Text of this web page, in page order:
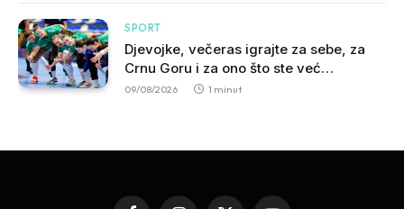
SPORT
Djevojke, večeras igrajte za sebe, za
Crnu Goru i za ono što ste već
napravile!
09/08/2026 1 minut